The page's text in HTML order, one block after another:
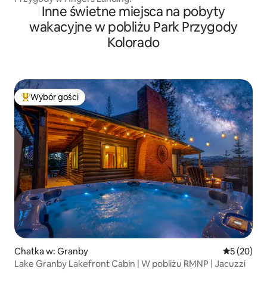
Inne świetne miejsca na pobyty
wakacyjne w pobliżu Park Przygody
Kolorado
Najpopularniejsze z kategorii Wybór gości
Wybór gości
Chatka w: Granby Średnia
5 (20)
Lake Granby Lakefront Cabin | W pobliżu RMNP | Jacuzzi